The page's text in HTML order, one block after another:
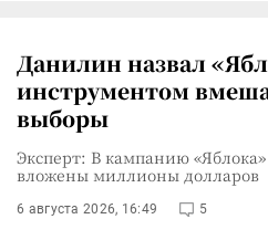
Данилин назвал
инструментом
выборы
Эксперт: В кампанию
вложены миллионы долларов
6 августа 2026, 16:49 5